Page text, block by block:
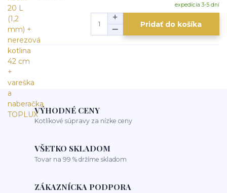
expedícia 3-5 dní
Pridať do košíka
VÝHODNÉ CENY
Kotlíkové súpravy za nízke ceny
VŠETKO SKLADOM
Tovar na 99 % držíme skladom
ZÁKAZNÍCKA PODPORA